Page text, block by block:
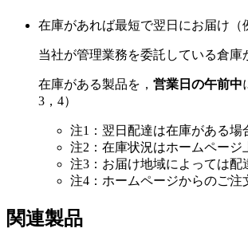
在庫があれば最短で翌日にお届け（
当社が管理業務を委託している倉庫
在庫がある製品を， 営業日の午前中
3，4）
注1：翌日配達は在庫がある場
注2：在庫状況はホームページ
注3：お届け地域によっては配
注4：ホームページからのご注
関連製品